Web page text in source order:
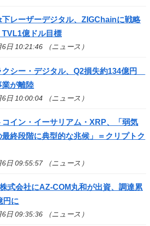
下レーザーデジタル、ZIGChainに戦略
億ドル目標
日 10:21:46 （ニュース）
クシー・デジタル、Q2損失約134億円
業が離陸
日 10:00:04 （ニュース）
コイン・イーサリアム・XRP、「弱気
最終段階に典型的な兆候」＝クリプトク
日 09:55:57 （ニュース）
式会社にAZ-COM丸和が出資、調達累
円に
日 09:35:36 （ニュース）